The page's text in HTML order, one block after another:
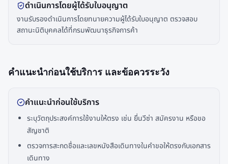
ดำเนินการโดยผู้ได้รับใบอนุญาต
งานรับรองดำเนินการโดยทนายความผู้ได้รับใบอนุญาต ตรวจสอบ
สถานะนิติบุคคลได้ที่กรมพัฒนาธุรกิจการค้า
คำแนะนำก่อนใช้บริการ และข้อควรระวัง
คำแนะนำก่อนใช้บริการ
ระบุวัตถุประสงค์การใช้งานให้ตรง เช่น ยื่นวีซ่า สมัครงาน หรือขอ
สัญชาติ
ตรวจการสะกดชื่อและเลขหนังสือเดินทางในคำขอให้ตรงกับเอกสาร
เดินทาง